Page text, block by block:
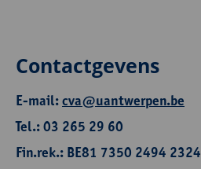
Contactgevens
E-mail:cva@uantwerpen.be
Tel.: 03 265 29 60
Fin.rek.: BE81 7350 2494 2324